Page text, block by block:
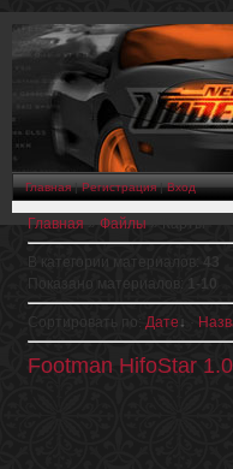
Главная|Регистрация|Вход
Главная »Файлы» Карты
В категории материалов
43
Показано материалов
1-10
Сортировать по Дате
Footman HifoStar